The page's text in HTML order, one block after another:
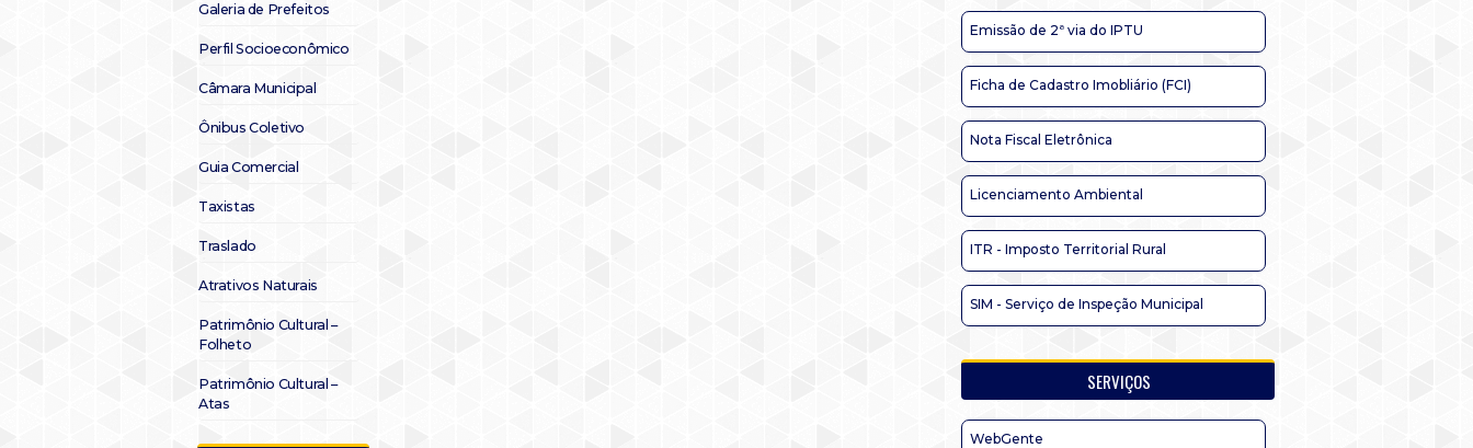
Galeria de Prefeitos
Perfil Socioeconômico
Câmara Municipal
Ônibus Coletivo
Guia Comercial
Taxistas
Traslado
Atrativos Naturais
Patrimônio Cultural –
Folheto
Patrimônio Cultural –
Atas
Emissão de 2ª via do IPTU
Ficha de Cadastro Imobliário (FCI)
Nota Fiscal Eletrônica
Licenciamento Ambiental
ITR - Imposto Territorial Rural
SIM - Serviço de Inspeção Municipal
SERVIÇOS
WebGente